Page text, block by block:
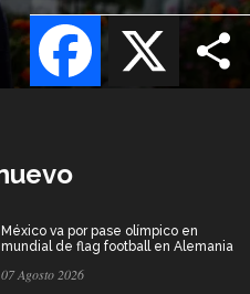
X
Facebook
México va por pase olímpico en
mundial de flag football en Alemania
07 Agosto 2026